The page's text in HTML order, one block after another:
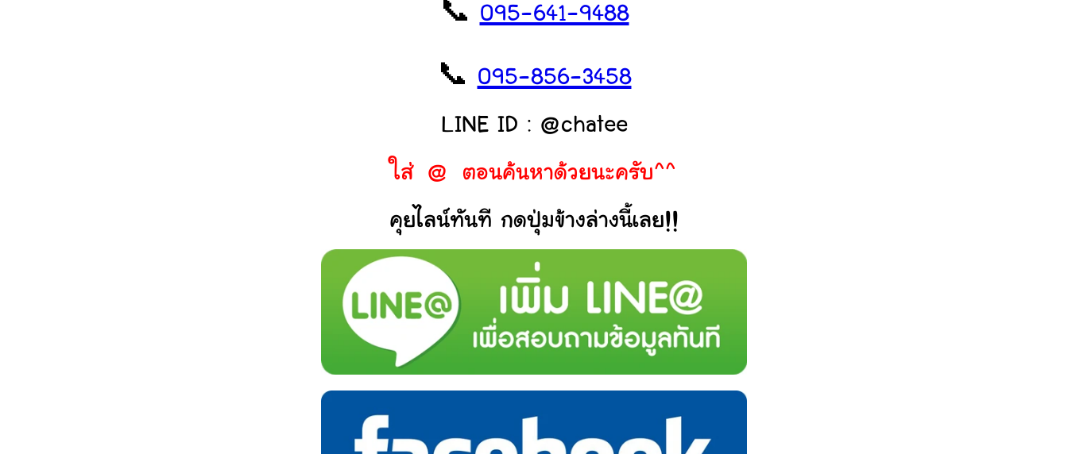
📞 095-641-9488
📞 095-856-3458
LINE ID : @chatee
ใส่ @ ตอนค้นหาด้วยนะครับ^^
คุยไลน์ทันที กดปุ่มข้างล่างนี้เลย!!